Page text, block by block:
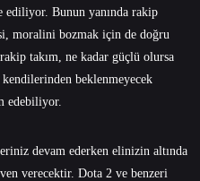
ediliyor. Bunun yanında rakip
moralini bozmak için de doğru
takım, ne kadar güçlü olursa
beklenmeyecek
edebiliyor.
devam ederken elinizin altında
verecektir. Dota 2 ve benzeri